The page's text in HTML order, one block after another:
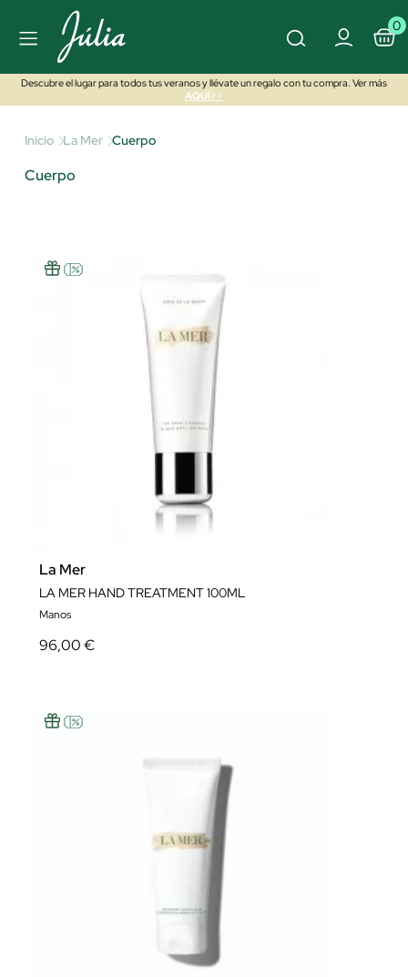
0
Descubre el lugar para todos tus veranos y llévate un regalo con tu compra. Ver más
AQUÍ>>
Inicio La Mer Cuerpo
Cuerpo
La Mer
LA MER HAND TREATMENT 100ML
Manos
96,00 €